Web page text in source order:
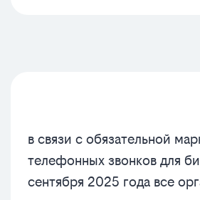
в связи с обязательной
телефонных звонков для
сентября 2025 года все